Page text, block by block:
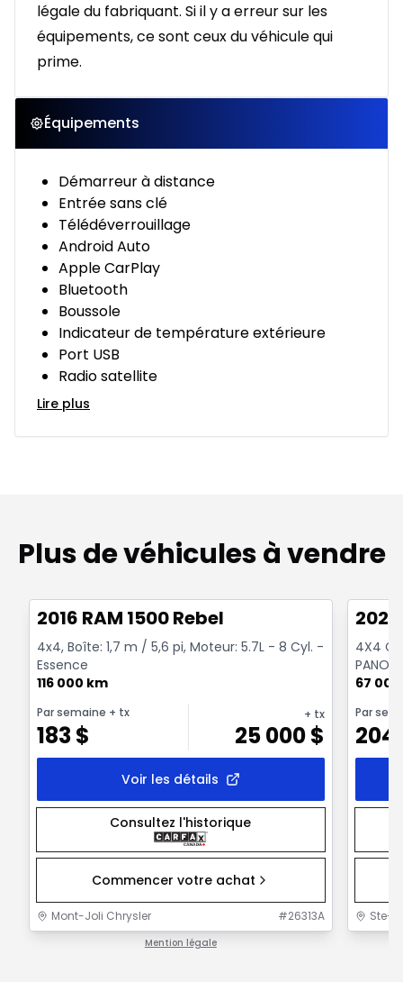
légale du fabriquant. Si il y a erreur sur les
équipements, ce sont ceux du véhicule qui
prime.
Équipements
Démarreur à distance
Entrée sans clé
Télédéverrouillage
Android Auto
Apple CarPlay
Bluetooth
Boussole
Indicateur de température extérieure
Port USB
Radio satellite
Lire plus
Plus de véhicules à vendre
2016 RAM 1500 Rebel
4x4, Boîte: 1,7 m / 5,6 pi, Moteur: 5.7L - 8 Cyl. -
Essence
116 000 km
Par semaine + tx
183$
+ tx
25 000$
Voir les détails
Consultez l'historique
Commencer votre achat
Mont-Joli Chrysler #26313A
Mention légale
4X4
NOIR
67
Par
204
Ste-